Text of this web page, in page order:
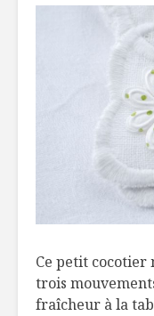
Ce petit cocotier
trois
fraîcheur à la
et